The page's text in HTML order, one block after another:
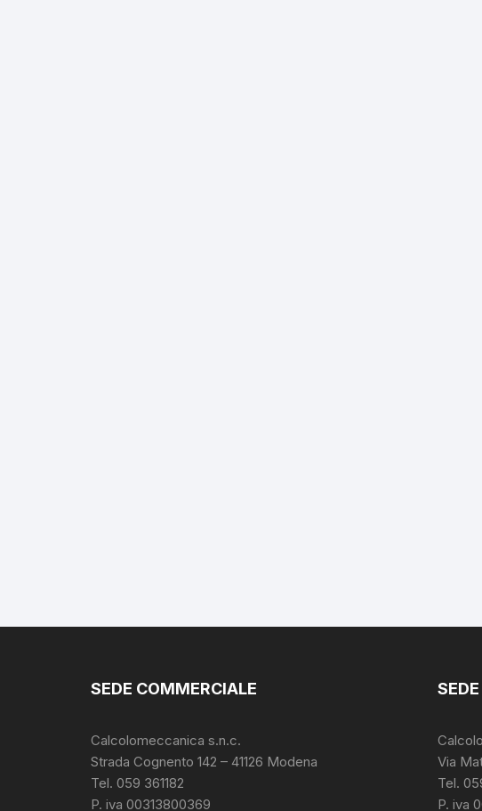
SEDE COMMERCIALE
Calcolomeccanica s.n.c.
Strada Cognento 142 – 41126 Modena
Tel. 059 361182
P. iva 00313800369
Via
Tel.
P. iva